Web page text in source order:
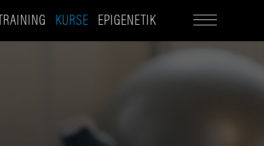
KURSE EPIGENETIK